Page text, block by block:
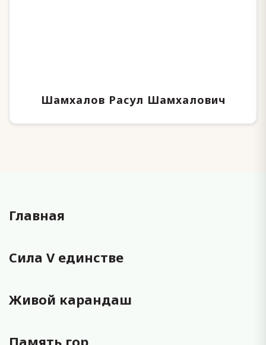
Шамхалов Расул Шамхалович
Главная
Сила V единстве
Живой карандаш
Память гор